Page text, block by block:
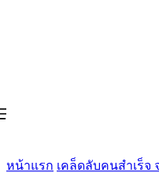
หน้าแรก เคล็ดลับคนสำเร็จ